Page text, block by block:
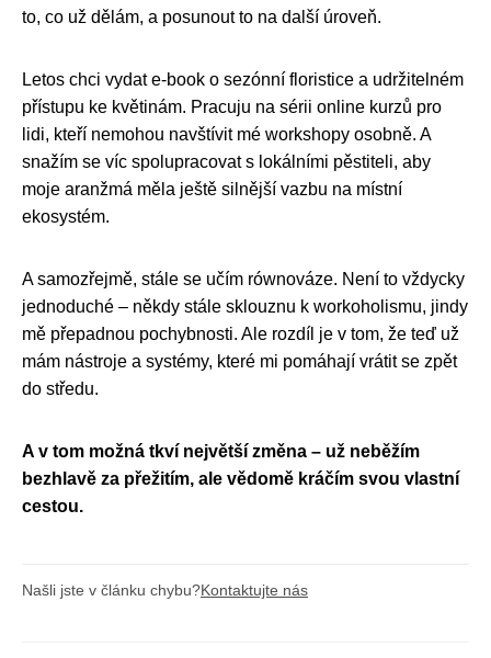
to, co už dělám, a posunout to na další úroveň.
Letos chci vydat e-book o sezónní floristice a udržitelném
přístupu ke květinám. Pracuju na sérii online kurzů pro
lidi, kteří nemohou navštívit mé workshopy osobně. A
snažím se víc spolupracovat s lokálními pěstiteli, aby
moje aranžmá měla ještě silnější vazbu na místní
ekosystém.
A samozřejmě, stále se učím równováze. Není to vždycky
jednoduché – někdy stále sklouznu k workoholismu, jindy
mě přepadnou pochybnosti. Ale rozdíl je v tom, že teď už
mám nástroje a systémy, které mi pomáhají vrátit se zpět
do středu.
A v tom možná tkví největší změna – už neběžím
bezhlavě za přežitím, ale vědomě kráčím svou vlastní
cestou.
Našli jste v článku chybu?Kontaktujte nás